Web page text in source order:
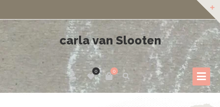
carla van Slooten
0
0